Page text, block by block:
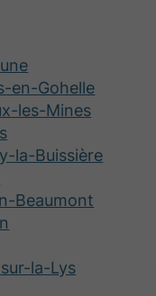
en-Gohelle
les-Mines
la-Buissière
Beaumont
la-Lys